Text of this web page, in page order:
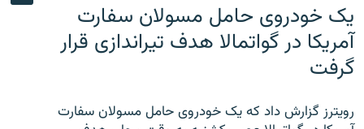
یک خودروی حامل مسولان سفارت
آمریکا در گواتمالا هدف تیراندازی قرار
گرفت
رویترز گزارش داد که یک خودروی حامل مسولان سفارت